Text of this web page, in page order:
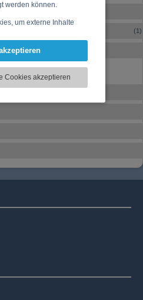
werden können.
um externe Inhalte
Medien anbieten zu
werden ggf.
Verwendung unserer
und Analysen
Partner führen diese
mit weiteren
Cookies akzeptieren
(1)